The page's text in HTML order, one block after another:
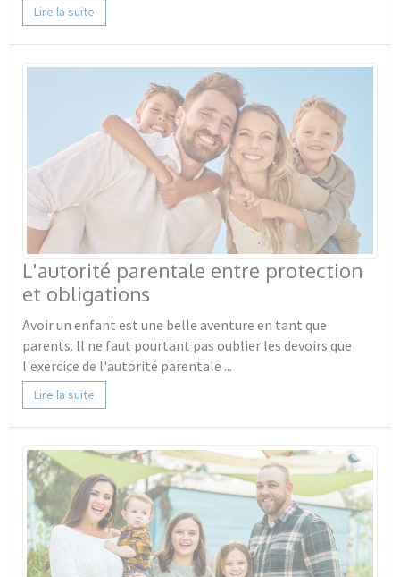
Lire la suite
L'autorité parentale entre protection
et obligations
Avoir un enfant est une belle aventure en tant que
parents. Il ne faut pourtant pas oublier les devoirs que
l'exercice de l'autorité parentale ...
Lire la suite